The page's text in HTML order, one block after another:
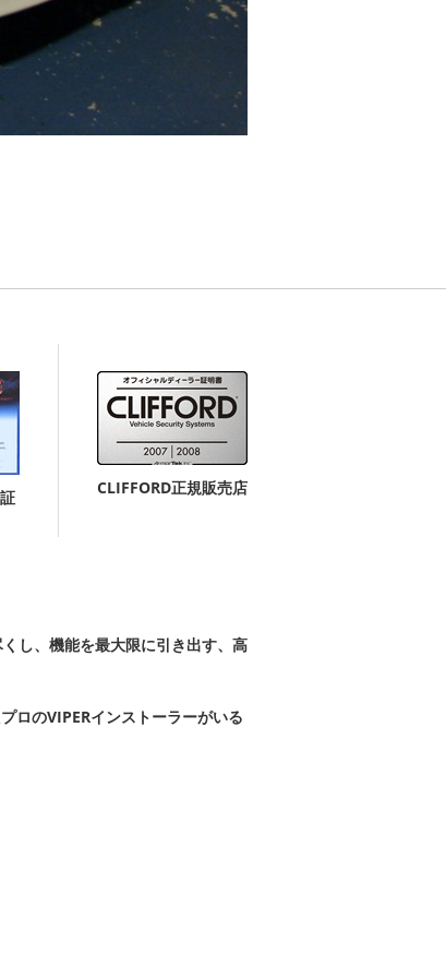
CLIFFORD正規販売店
し、機能を最大限に引き出す、高
ロのVIPERインストーラーがいる